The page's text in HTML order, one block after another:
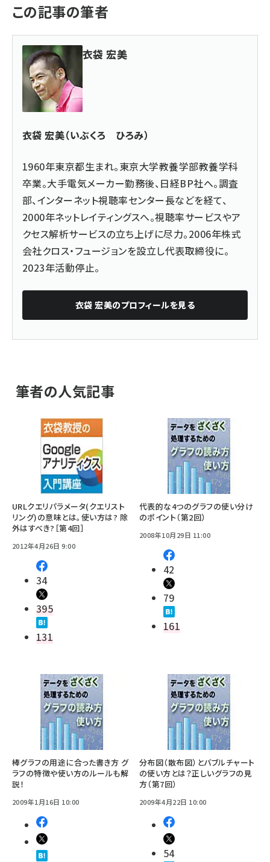
この記事の筆者
衣袋 宏美
衣袋 宏美（いぶくろ ひろみ）
1960年東京都生まれ。東京大学教養学部教養学科
卒業。大手電気メーカー勤務後、日経BP社へ。調査
部、インターネット視聴率センター長などを経て、
2000年ネットレイティングスへ。視聴率サービスやア
クセス解析サービスの立ち上げに尽力。2006年株式
会社クロス・フュージョンを設立し代表取締役に。
2023年活動停止。
衣袋 宏美のプロフィールを見る
筆者の人気記事
URLクエリパラメータ(クエリスト
リング)の意味とは。使い方は? 除
外はすべき?［第4回］
2012年4月26日 9:00
34
395
131
代表的な4つのグラフの使い分け
のポイント（第2回）
2008年10月29日 11:00
42
79
161
棒グラフの用途に合った書き方 グ
ラフの特徴や使い方のルールも解
説！
2009年1月16日 10:00
分布図（散布図）とバブルチャート
の使い方とは？正しいグラフの見
方（第7回）
2009年4月22日 10:00
54